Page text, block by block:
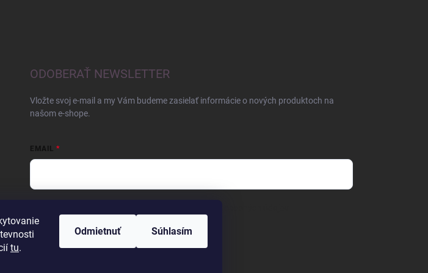
tu.
Odmietnuť Súhlasím
ODOBERAŤ NEWSLETTER
Vložte svoj e-mail a my Vám budeme zasielať informácie o nových produktoch na
našom e-shope.
EMAIL
Prihlásiť sa